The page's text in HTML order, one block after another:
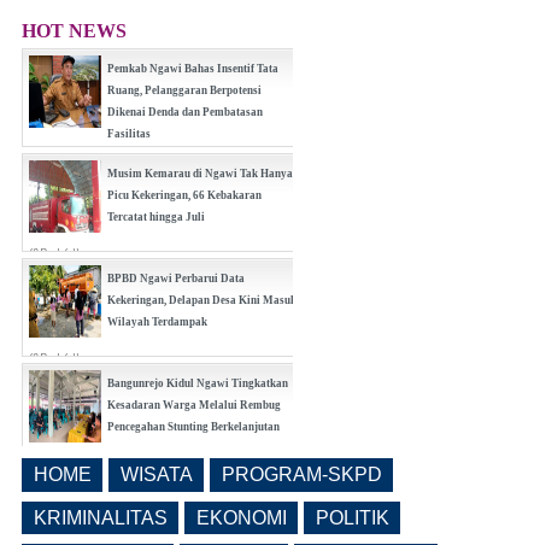
HOT NEWS
Pemkab Ngawi Bahas Insentif Tata
Ruang, Pelanggaran Berpotensi
Dikenai Denda dan Pembatasan
Fasilitas
(0 Reply(s))
Musim Kemarau di Ngawi Tak Hanya
Picu Kekeringan, 66 Kebakaran
Tercatat hingga Juli
(0 Reply(s))
BPBD Ngawi Perbarui Data
Kekeringan, Delapan Desa Kini Masuk
Wilayah Terdampak
(0 Reply(s))
Bangunrejo Kidul Ngawi Tingkatkan
Kesadaran Warga Melalui Rembug
Pencegahan Stunting Berkelanjutan
Ngawi Fokus di Eks Rumdin Wakil
Bupati
HOME WISATA PROGRAM-SKPD
KRIMINALITAS EKONOMI POLITIK